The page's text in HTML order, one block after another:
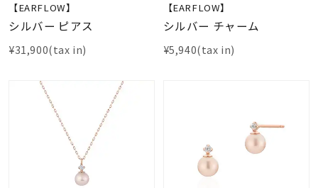
【EARFLOW】
シルバー ピアス
¥31,900(tax in)
【EARFLOW】
シルバー チャーム
¥5,940(tax in)